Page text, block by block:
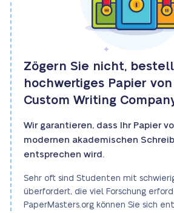
Zögern Sie nicht,
hochwertiges Papier
Custom Writing
Wir garantieren, dass Ihr Papier
modernen akademischen
entsprechen wird.
Sehr oft sind Studenten mit
überfordert, die viel Forschung
PaperMasters.org können Sie sich